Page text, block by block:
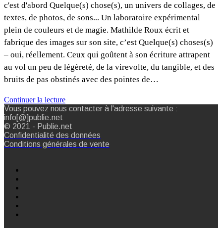
c'est d'abord Quelque(s) chose(s), un univers de collages, de
textes, de photos, de sons... Un laboratoire expérimental
plein de couleurs et de magie. Mathilde Roux écrit et
fabrique des images sur son site, c’est Quelque(s) choses(s)
– oui, réellement. Ceux qui goûtent à son écriture attrapent
au vol un peu de légèreté, de la virevolte, du tangible, et des
bruits de pas obstinés avec des pointes de…
Continuer la lecture
Vous pouvez nous contacter à l'adresse suivante :
info[@]publie.net
© 2021 - Publie.net
Confidentialité des données
Conditions générales de vente